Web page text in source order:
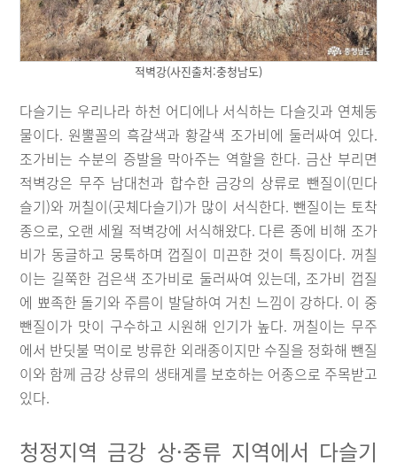
적벽강(사진출처:충청남도)
다슬기는 우리나라 하천 어디에나 서식하는 다슬깃과 연체동
물이다. 원뿔꼴의 흑갈색과 황갈색 조가비에 둘러싸여 있다.
조가비는 수분의 증발을 막아주는 역할을 한다. 금산 부리면
적벽강은 무주 남대천과 합수한 금강의 상류로 뺀질이(민다
슬기)와 꺼칠이(곳체다슬기)가 많이 서식한다. 뺀질이는 토착
종으로, 오랜 세월 적벽강에 서식해왔다. 다른 종에 비해 조가
비가 동글하고 뭉툭하며 껍질이 미끈한 것이 특징이다. 꺼칠
이는 길쭉한 검은색 조가비로 둘러싸여 있는데, 조가비 껍질
에 뾰족한 돌기와 주름이 발달하여 거친 느낌이 강하다. 이 중
뺀질이가 맛이 구수하고 시원해 인기가 높다. 꺼칠이는 무주
에서 반딧불 먹이로 방류한 외래종이지만 수질을 정화해 뺀질
이와 함께 금강 상류의 생태계를 보호하는 어종으로 주목받고
있다.
청정지역 금강 상·중류 지역에서 다슬기